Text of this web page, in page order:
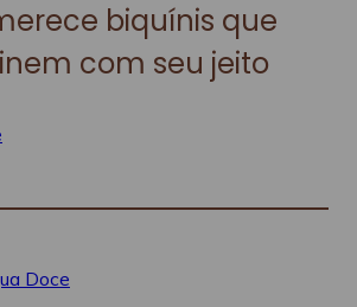
biquínis que
com seu jeito